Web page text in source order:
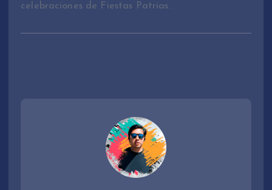
celebraciones de Fiestas Patrias.